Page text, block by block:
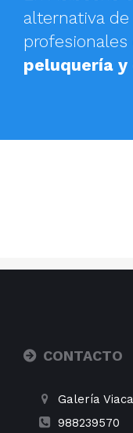
alternativa
peluquería
CONTACTO
Galería
988239570